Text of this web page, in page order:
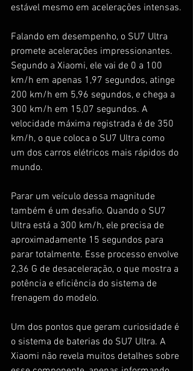
estável mesmo em acelerações intensas.
Falando em desempenho, o SU7 Ultra
promete acelerações impressionantes.
Segundo a Xiaomi, ele vai de 0 a 100
km/h em apenas 1,97 segundos, atinge
200 km/h em 5,96 segundos, e chega a
300 km/h em 15,07 segundos. A
velocidade máxima registrada é de 350
km/h, o que coloca o SU7 Ultra como
um dos carros elétricos mais rápidos do
mundo.
Parar um veículo dessa magnitude
também é um desafio. Quando o SU7
Ultra está a 300 km/h, ele precisa de
aproximadamente 15 segundos para
parar totalmente. Esse processo envolve
2,36 G de desaceleração, o que mostra a
potência e eficiência do sistema de
frenagem do modelo.
Um dos pontos que geram curiosidade é
o sistema de baterias do SU7 Ultra. A
Xiaomi não revela muitos detalhes sobre